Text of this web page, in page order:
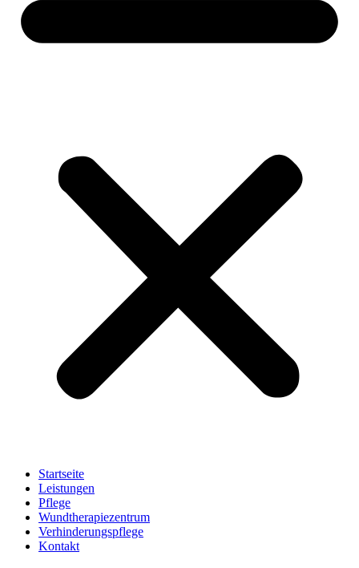
Startseite
Leistungen
Pflege
Wundtherapiezentrum
Verhinderungspflege
Kontakt